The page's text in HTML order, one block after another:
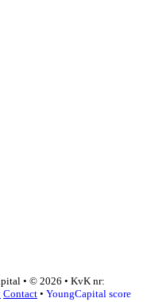
• © 2026 • KvK nr:
Contact • YoungCapital score